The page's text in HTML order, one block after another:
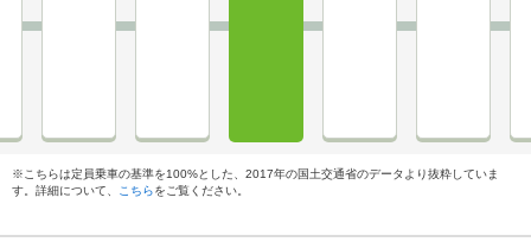
※こちらは定員乗車の基準を100%とした、2017年の国土交通省のデータより抜粋していま
す。詳細について、
こちらをご覧ください。